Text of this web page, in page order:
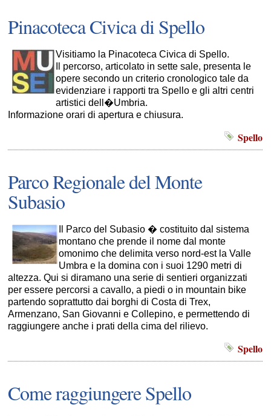
Pinacoteca Civica di Spello
Visitiamo la Pinacoteca Civica di Spello.
Il percorso, articolato in sette sale, presenta le
opere secondo un criterio cronologico tale da
evidenziare i rapporti tra Spello e gli altri centri
artistici dell�Umbria.
Informazione orari di apertura e chiusura.
Spello
Parco Regionale del Monte
Subasio
Il Parco del Subasio � costituito dal sistema
montano che prende il nome dal monte
omonimo che delimita verso nord-est la Valle
Umbra e la domina con i suoi 1290 metri di
altezza. Qui si diramano una serie di sentieri organizzati
per essere percorsi a cavallo, a piedi o in mountain bike
partendo soprattutto dai borghi di Costa di Trex,
Armenzano, San Giovanni e Collepino, e permettendo di
raggiungere anche i prati della cima del rilievo.
Spello
Come raggiungere Spello